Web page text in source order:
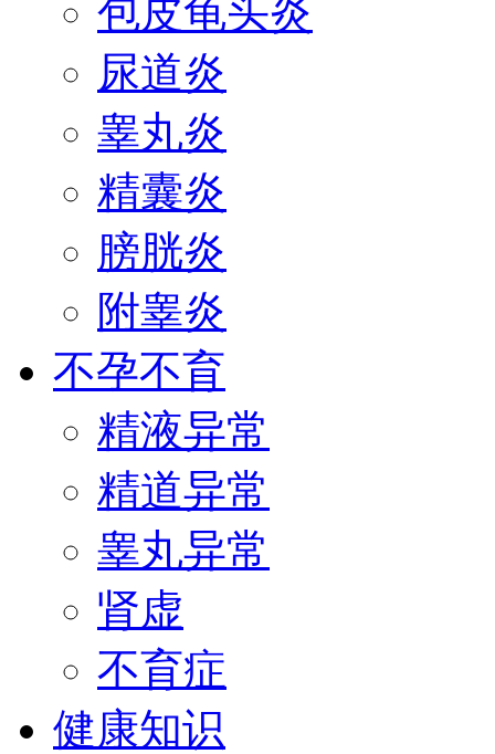
包皮龟头炎
尿道炎
睾丸炎
精囊炎
膀胱炎
附睾炎
不孕不育
精液异常
精道异常
睾丸异常
肾虚
不育症
健康知识